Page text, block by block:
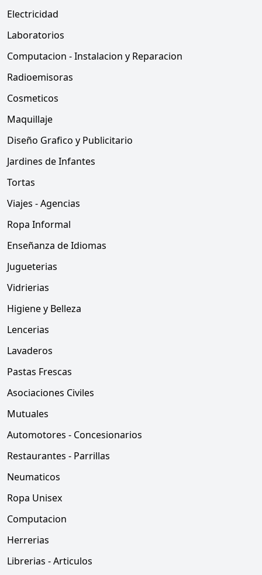
Electricidad
Laboratorios
Computacion - Instalacion y Reparacion
Radioemisoras
Cosmeticos
Maquillaje
Diseño Grafico y Publicitario
Jardines de Infantes
Tortas
Viajes - Agencias
Ropa Informal
Enseñanza de Idiomas
Jugueterias
Vidrierias
Higiene y Belleza
Lencerias
Lavaderos
Pastas Frescas
Asociaciones Civiles
Mutuales
Automotores - Concesionarios
Restaurantes - Parrillas
Neumaticos
Ropa Unisex
Computacion
Herrerias
Librerias - Articulos